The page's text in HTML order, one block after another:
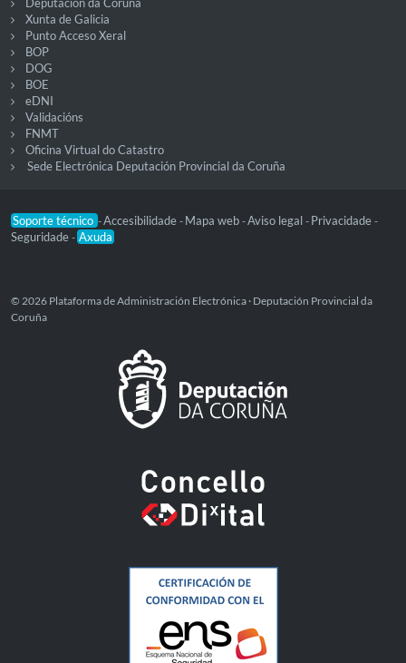
Xunta de Galicia
Punto Acceso Xeral
BOP
DOG
BOE
eDNI
Validacións
FNMT
Oficina Virtual do Catastro
Sede Electrónica Deputación Provincial da Coruña
Soporte técnico -Accesibilidade - Mapa web -Aviso legal - Privacidade -
Seguridade - Axuda
© 2026 Plataforma de Administración Electrónica · Deputación Provincial da
Coruña